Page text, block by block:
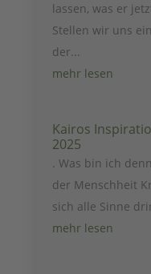
lassen, was er
Stellen wir uns
der...
mehr lesen
Kairos
2025
. Was bin ich
der Menschheit
sich alle Sinne
mehr lesen